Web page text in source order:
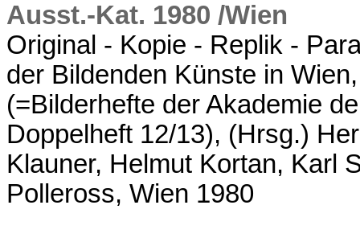
Ausst.-Kat. 1980 /Wien
Original - Kopie - Replik -
der Bildenden Künste in
(=Bilderhefte der Akademie
Doppelheft 12/13), (Hrsg.)
Klauner, Helmut Kortan, Karl
Polleross, Wien 1980